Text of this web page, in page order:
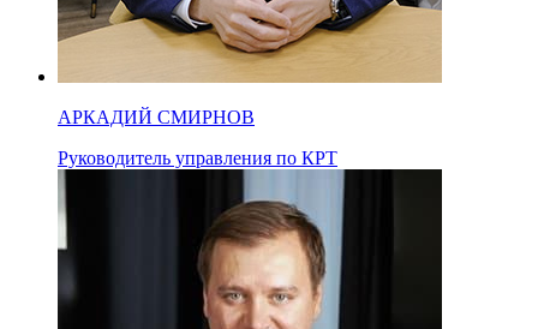
АРКАДИЙ СМИРНОВ
Руководитель управления по КРТ